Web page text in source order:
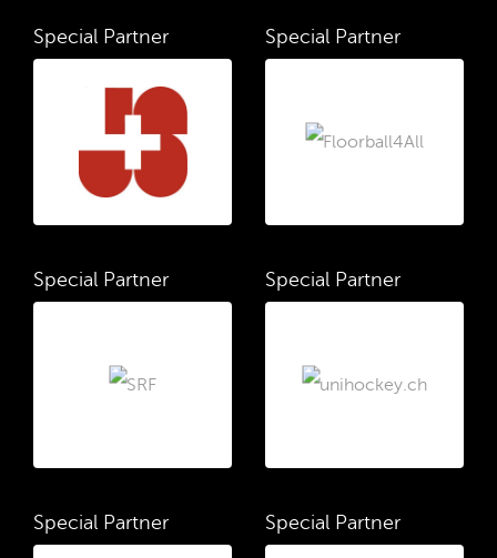
Special Partner Special Partner
Special Partner Special Partner
Special Partner Special Partner